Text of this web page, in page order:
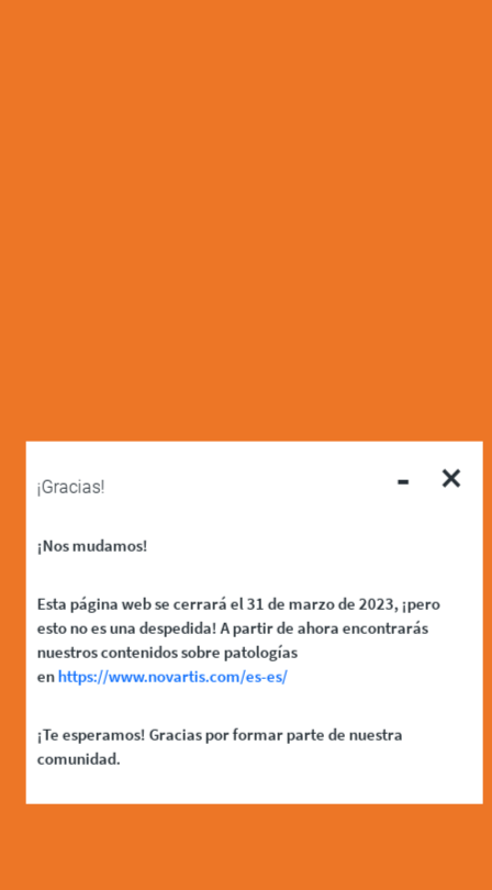
- ×
¡Gracias!
¡Nos mudamos!
Esta página web se cerrará el 31 de marzo de 2023, ¡pero
esto no es una despedida! A partir de ahora encontrarás
nuestros contenidos sobre patologías
enhttps://www.novartis.com/es-es/
¡Te esperamos! Gracias por formar parte de nuestra
comunidad.